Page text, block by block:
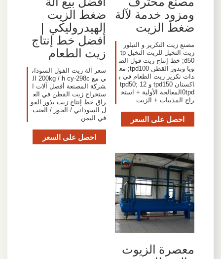
ومزود خدمة لآلة
ضغط الزيت
مصنع زيت التكرير و التبلور
زيت النخيل للزيت النخيل tp
d50; خط إنتاج زيت فول الص
ويا وبذور القطن tpd100; مع
دات تكرير زيت الطعام في ب
اكستان tpd150 و tpd50; 12
0tpdالمعالجة الأولية + استخ
راج المذيبات + الزيت
احصل على السعر
ضغط الزيت
الهيدروليكي |
أفضل خط إنتاج
زيت الطعام
سعر آلة زيت الفول السودان
ي مع 200kg / h cy-298c ال
شركة المصنعة أفضل آلات ا
ستخراج زيت القطن في الع
راق خط إنتاج زيت بذور الفو
ل السوداني / الجوز / العنب
في اليمن
احصل على السعر
معصرة الزيوت